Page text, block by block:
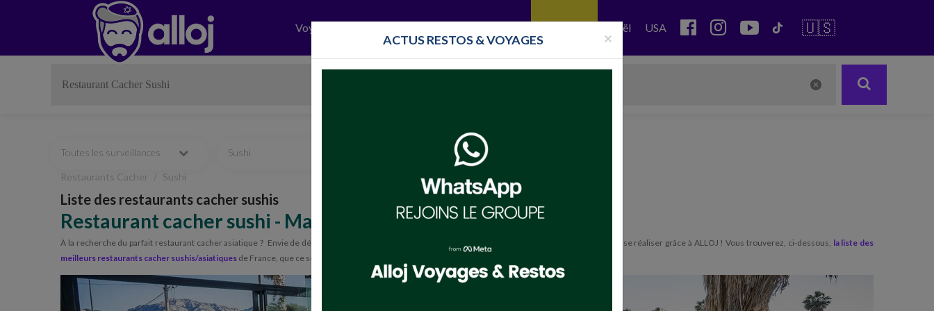
Voyages Israël USA 🇺🇸
Toutes les surveillances Sushi Bassari
Restaurants Cacher Sushi
Liste des restaurants cacher sushis
Restaurant cacher sushi - Manger cacher asiatique :
À la recherche du parfait restaurant cacher asiatique ? Envie de découvrir un nouveau restaurant casher asiatiques ? Votre souhait est sur le point de se réaliser grâce à ALLOJ ! Vous trouverez, ci-dessous, la liste des
meilleurs restaurants cacher sushis/asiatiques de France, que ce soit à
Previous
×
ACTUS RESTOS & VOYAGES